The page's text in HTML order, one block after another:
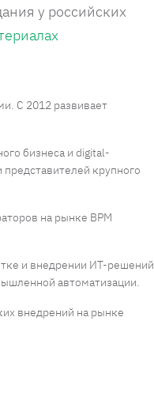
у российских
С 2012 развивает
бизнеса и digital-
крупного
на рынке BPM
и внедрении ИТ-решений
автоматизации.
внедрений на рынке